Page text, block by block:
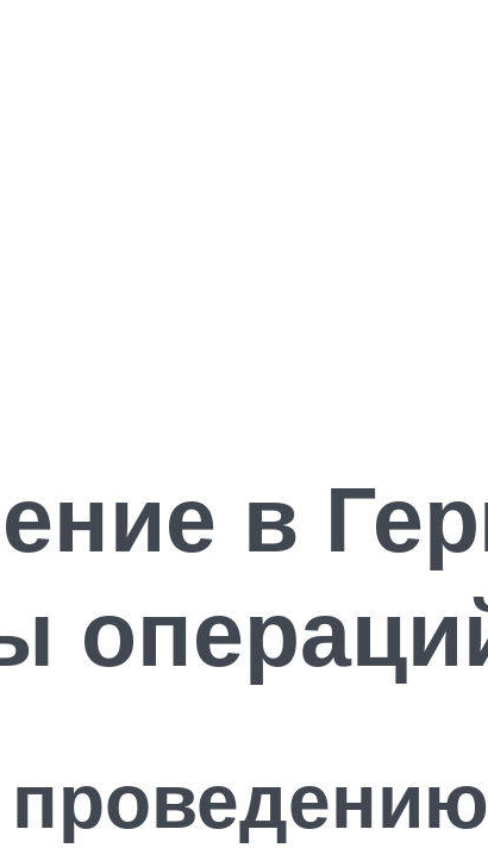
в
проведению